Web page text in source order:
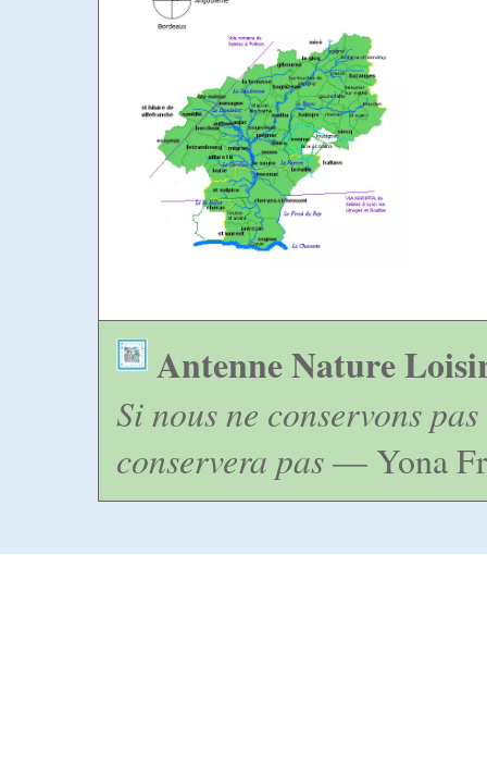
Antenne Nature
Si nous ne conservons
conservera pas— Yona